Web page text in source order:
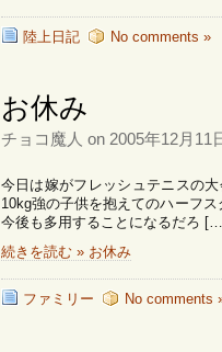
陸上日記 No comments »
お休み
チョコ魔人 on 2005年12月11
今日は嫁がフレッシュテニスの
10kg強の子供を抱えてのハーフ
今後も多用することになるだろ
続きを読む » お休み
ファミリー No comments